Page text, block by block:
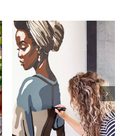
Van
moodboard
tot muur:
Afrikaans
portret als